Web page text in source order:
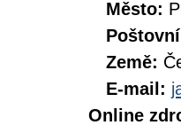
Město:
Země:
E-mail:
Online